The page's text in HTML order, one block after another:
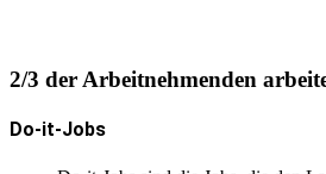
2/3 der Arbeitnehmenden
Do-it-Jobs